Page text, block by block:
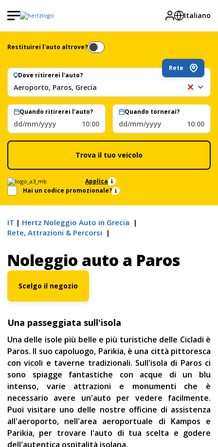
Italiano
Restituirei l'auto altrove?
Dove ritirerei l'auto?
Rete
Aeroporto, Paros, Grecia
Quando ritirerei l'auto?
dd/mm/yyyy 10:00
Quando tornerai?
dd/mm/yyyy 10:00
Trova il tuo veicolo
Hai un codice promozionale?
Applica
IT
Hertz Noleggio Auto in Grecia
Rete, Αttrazioni & Percorsi
Noleggio auto a Paros
Scelgo il negozio
Una passeggiata sull'isola
Una delle isole più belle e più turistiche delle Cicladi è
Paros. Il suo capoluogo, Parikia, è una città pittoresca
con vicoli e taverne tradizionali. Sull'isola di Paros ci
sono spiagge fantastiche con acque di un blu
intenso, varie attrazioni e monumenti che è
necessario avere un'auto per vedere facilmente.
Puoi visitare uno delle nostre officine di assistenza
all'aeroporto, nell'area aeroportuale di Kampos e
Parikia, per trovare l'auto di tua scelta e godere
dell'autentica ospitalità isolana.